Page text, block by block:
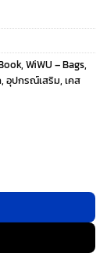
, WiWU – Bags,
, อุปกรณ์เสริม, เคส
MacBook ขนาด